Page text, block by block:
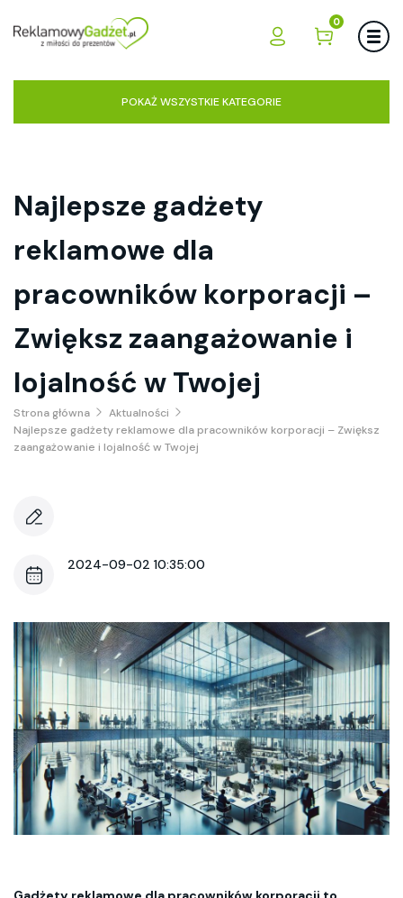
0
POKAŻ WSZYSTKIE KATEGORIE
Najlepsze gadżety
reklamowe dla
pracowników korporacji –
Zwiększ zaangażowanie i
lojalność w Twojej
Strona główna
Aktualności
Najlepsze gadżety reklamowe dla pracowników korporacji – Zwiększ
zaangażowanie i lojalność w Twojej
2024-09-02 10:35:00